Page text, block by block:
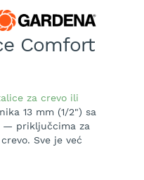
Comfort
za crevo ili
13 mm (1/2") sa
— priključcima za
Sve je već